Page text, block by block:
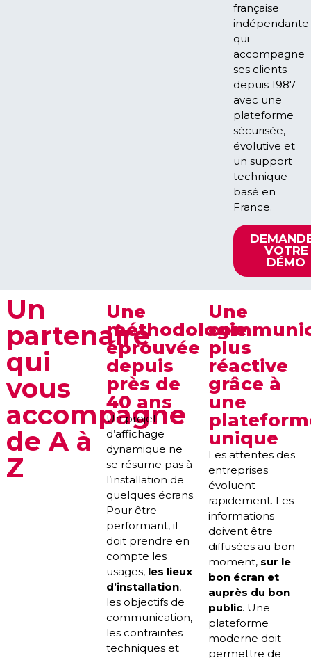
française
indépendante
qui
accompagne
ses clients
depuis 1987
avec une
plateforme
sécurisée,
évolutive et
un support
technique
basé en
France.
VOTRE
DÉMO
Un
partenaire
qui
vous
accompagne
de A à
Z
Une
méthodologie
éprouvée
depuis
près de
40 ans
Un projet
d’affichage
dynamique ne
se résume pas à
l’installation de
quelques écrans.
Pour être
performant, il
doit prendre en
compte les
usages, les lieux
d’installation,
les objectifs de
communication,
les contraintes
techniques et
Une
plus
réactive
grâce à
une
unique
Les attentes des
entreprises
évoluent
rapidement. Les
informations
doivent être
diffusées au bon
moment, sur le
bon écran et
auprès du bon
public. Une
plateforme
moderne doit
permettre de